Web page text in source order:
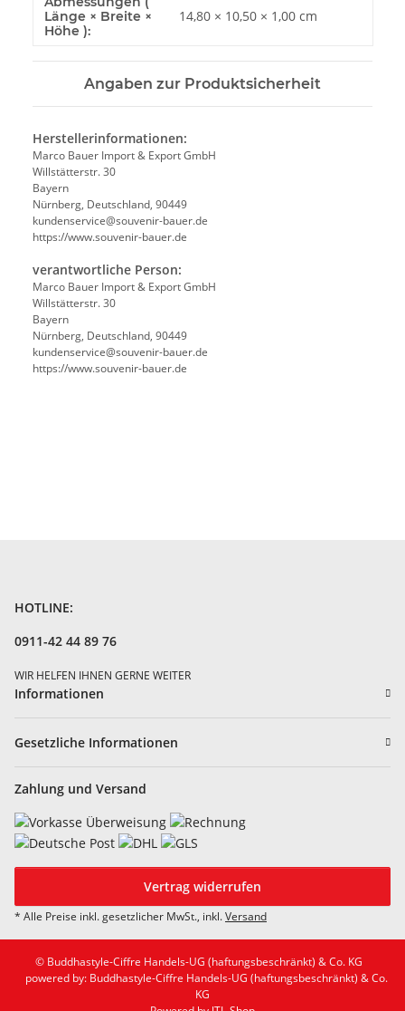
Länge × Breite ×
Höhe ):
14,80 × 10,50 × 1,00 cm
Angaben zur Produktsicherheit
Herstellerinformationen:
Marco Bauer Import & Export GmbH
Willstätterstr. 30
Bayern
Nürnberg, Deutschland, 90449
kundenservice@souvenir-bauer.de
https://www.souvenir-bauer.de
verantwortliche Person:
Marco Bauer Import & Export GmbH
Willstätterstr. 30
Bayern
Nürnberg, Deutschland, 90449
kundenservice@souvenir-bauer.de
https://www.souvenir-bauer.de
HOTLINE:
0911-42 44 89 76
WIR HELFEN IHNEN GERNE WEITER
Informationen
Gesetzliche Informationen
Zahlung und Versand
Vertrag widerrufen
* Alle Preise inkl. gesetzlicher MwSt., inkl.Versand
© Buddhastyle-Ciffre Handels-UG (haftungsbeschränkt) & Co. KG
powered by: Buddhastyle-Ciffre Handels-UG (haftungsbeschränkt) & Co.
KG